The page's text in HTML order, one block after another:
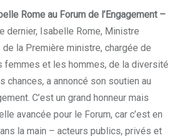
Rome au Forum de l’Engagement –
dernier, Isabelle Rome, Ministre
la Première ministre, chargée de
femmes et les hommes, de la diversité
chances, a annoncé son soutien au
C’est un grand honneur mais
avancée pour le Forum, car c’est en
la main – acteurs publics, privés et